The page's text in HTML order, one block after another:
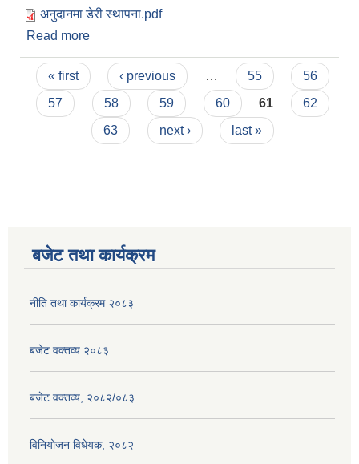
अनुदानमा डेरी स्थापना.pdf
Read more
Pages
« first ‹ previous … 55
56
57
58 59 60 61
62
63
next › last »
बजेट तथा कार्यक्रम
नीति तथा कार्यक्रम २०८३
बजेट वक्तव्य २०८३
बजेट वक्तव्य, २०८२/०८३
विनियोजन विधेयक, २०८२